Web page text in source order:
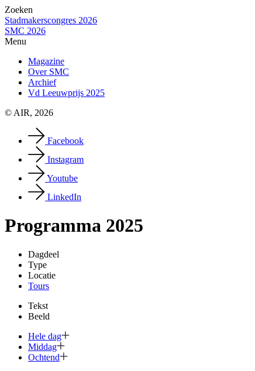
Zoeken
Stadmakerscongres 2026
SMC 2026
Menu
Magazine
Over SMC
Archief
Vd Leeuwprijs 2025
© AIR, 2026
Facebook
Instagram
Youtube
LinkedIn
Programma 2025
Dagdeel
Type
Locatie
Tours
Tekst
Beeld
Hele dag
Middag
Ochtend